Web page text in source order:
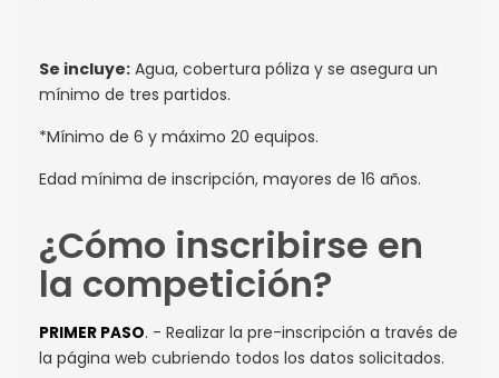
Se incluye: Agua, cobertura póliza y se asegura un
mínimo de tres partidos.
*Mínimo de 6 y máximo 20 equipos.
Edad mínima de inscripción, mayores de 16 años.
¿Cómo inscribirse en
la competición?
PRIMER PASO. - Realizar la pre-inscripción a través de
la página web cubriendo todos los datos solicitados.